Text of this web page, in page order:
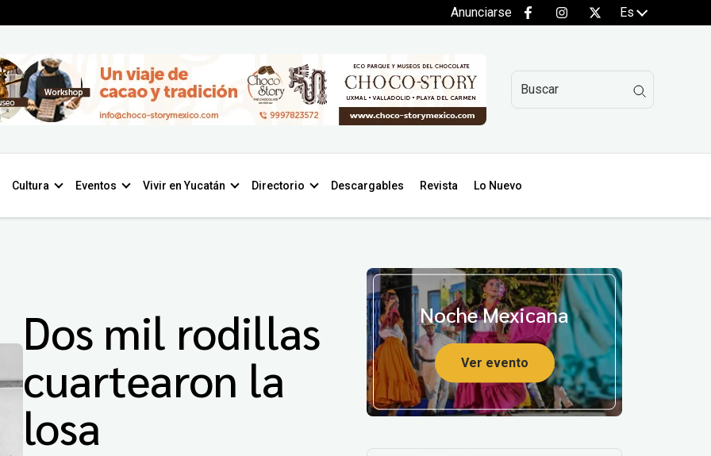
Anunciarse Es
Cultura Eventos Vivir en Yucatán Directorio Descargables Revista Lo Nuevo
Dos mil rodillas
cuartearon la
losa
Noche Mexicana
Ver evento